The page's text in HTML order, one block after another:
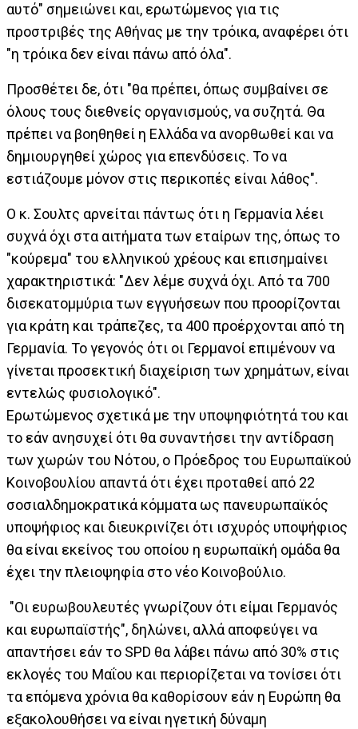
αυτό" σημειώνει και, ερωτώμενος για τις
προστριβές της Αθήνας με την τρόικα, αναφέρει ότι
"η τρόικα δεν είναι πάνω από όλα".
Προσθέτει δε, ότι "θα πρέπει, όπως συμβαίνει σε
όλους τους διεθνείς οργανισμούς, να συζητά. Θα
πρέπει να βοηθηθεί η Ελλάδα να ανορθωθεί και να
δημιουργηθεί χώρος για επενδύσεις. Το να
εστιάζουμε μόνον στις περικοπές είναι λάθος".
Ο κ. Σουλτς αρνείται πάντως ότι η Γερμανία λέει
συχνά όχι στα αιτήματα των εταίρων της, όπως το
"κούρεμα" του ελληνικού χρέους και επισημαίνει
χαρακτηριστικά: "Δεν λέμε συχνά όχι. Από τα 700
δισεκατομμύρια των εγγυήσεων που προορίζονται
για κράτη και τράπεζες, τα 400 προέρχονται από τη
Γερμανία. Το γεγονός ότι οι Γερμανοί επιμένουν να
γίνεται προσεκτική διαχείριση των χρημάτων, είναι
εντελώς φυσιολογικό".
Ερωτώμενος σχετικά με την υποψηφιότητά του και
το εάν ανησυχεί ότι θα συναντήσει την αντίδραση
των χωρών του Νότου, ο Πρόεδρος του Ευρωπαϊκού
Κοινοβουλίου απαντά ότι έχει προταθεί από 22
σοσιαλδημοκρατικά κόμματα ως πανευρωπαϊκός
υποψήφιος και διευκρινίζει ότι ισχυρός υποψήφιος
θα είναι εκείνος του οποίου η ευρωπαϊκή ομάδα θα
έχει την πλειοψηφία στο νέο Κοινοβούλιο.
"Οι ευρωβουλευτές γνωρίζουν ότι είμαι Γερμανός
και ευρωπαϊστής", δηλώνει, αλλά αποφεύγει να
απαντήσει εάν το SPD θα λάβει πάνω από 30% στις
εκλογές του Μαΐου και περιορίζεται να τονίσει ότι
τα επόμενα χρόνια θα καθορίσουν εάν η Ευρώπη θα
εξακολουθήσει να είναι ηγετική δύναμη